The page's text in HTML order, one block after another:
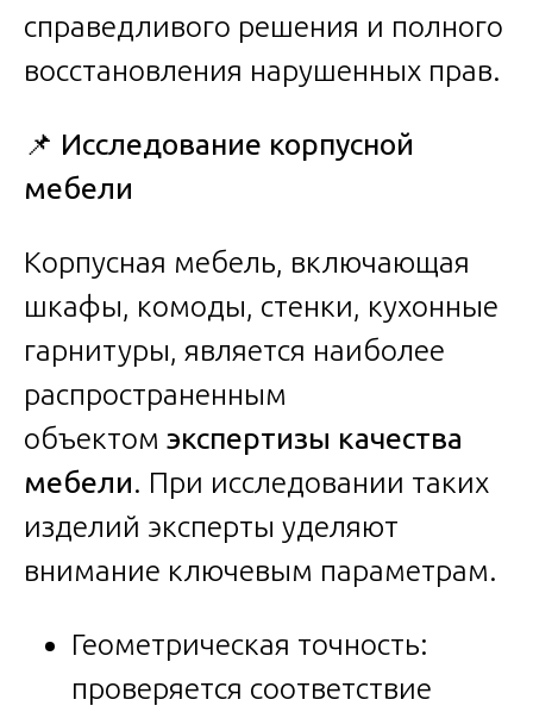
справедливого решения и полного
восстановления нарушенных прав.
📌 Исследование корпусной
мебели
Корпусная мебель, включающая
шкафы, комоды, стенки, кухонные
гарнитуры, является наиболее
распространенным
объектом экспертизы качества
мебели. При исследовании таких
изделий эксперты уделяют
внимание ключевым параметрам.
Геометрическая точность:
проверяется соответствие